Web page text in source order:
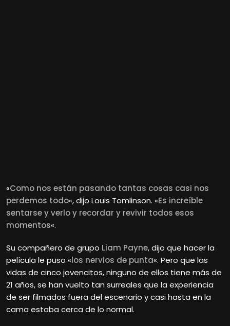
«Como nos están pasando tantas cosas casi nos
perdemos todo«, dijo Louis Tomlinson. «Es increíble
sentarse y verlo y recordar y revivir todos esos
momentos«.
Su compañero de grupo Liam Payne, dijo que hacer la
película le puso «los nervios de punta«. Pero que las
vidas de cinco jovencitos, ninguno de ellos tiene más de
21 años, se han vuelto tan surreales que la experiencia
de ser filmados fuera del escenario y casi hasta en la
cama estaba cerca de lo normal.